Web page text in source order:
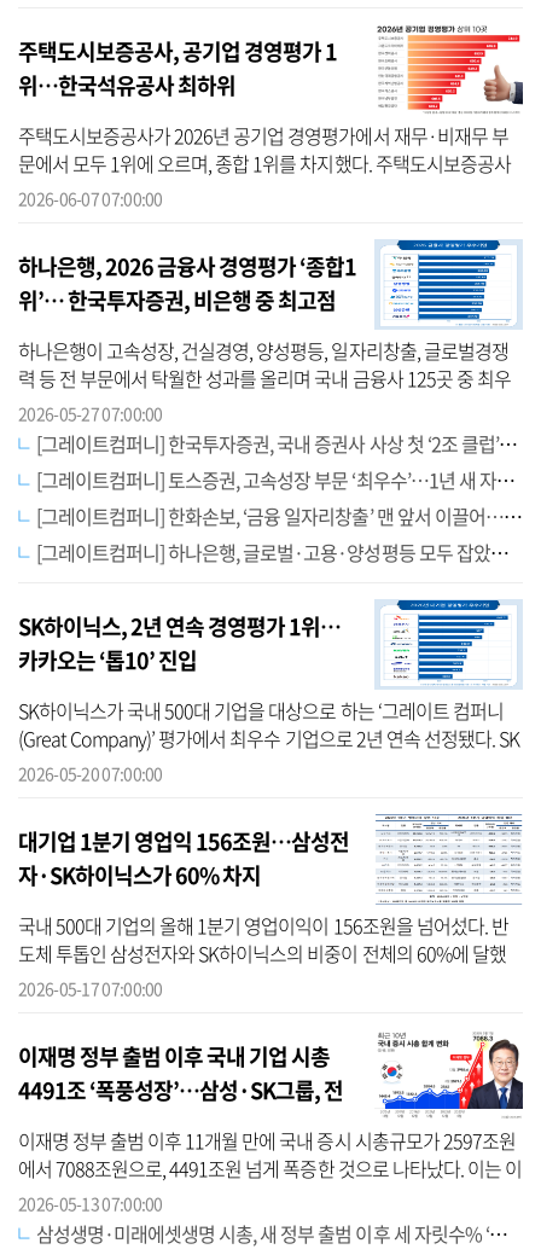
주택도시보증공사, 공기업 경영평가 1
위…한국석유공사 최하위
주택도시보증공사가 2026년 공기업 경영평가에서 재무·비재무 부
문에서 모두 1위에 오르며, 종합 1위를 차지했다. 주택도시보증공사
는 지난해 경영평가에서 24위로 하위권에 머물렀으나, 1년 만에 23계
2026-06-07 07:00:00
하나은행, 2026 금융사 경영평가 ‘종합1
위’… 한국투자증권, 비은행 중 최고점
하나은행이 고속성장, 건실경영, 양성평등, 일자리창출, 글로벌경쟁
력 등 전 부문에서 탁월한 성과를 올리며 국내 금융사 125곳 중 최우
수 평가를 받았다. 이어 국민은행과 우리은행이 건실경영과 양성평등
등에...
2026-05-27 07:00:00
[그레이트컴퍼니] 한국투자증권, 국내 증권사 사상 첫 ‘2조 클럽’…비은행 중 경영평가 ‘1위’
[그레이트컴퍼니] 토스증권, 고속성장 부문 ‘최우수’…1년 새 자산 규모 100% 이상 늘어난 유일한 금융사
[그레이트컴퍼니] 한화손보, ‘금융 일자리창출’ 맨 앞서 이끌어…삼성생명은 보험 1위
[그레이트컴퍼니] 하나은행, 글로벌·고용·양성평등 모두 잡았다…금융권 1위
SK하이닉스, 2년 연속 경영평가 1위…
카카오는 ‘톱10’ 진입
SK하이닉스가 국내 500대 기업을 대상으로 하는 ‘그레이트 컴퍼니
(Great Company)’ 평가에서 최우수 기업으로 2년 연속 선정됐다. SK
하이닉스는 AI(인공지능) 반도체 특수로 지난해 창사 이래 최대인 97
2026-05-20 07:00:00
대기업 1분기 영업익 156조원…삼성전
자·SK하이닉스가 60% 차지
국내 500대 기업의 올해 1분기 영업이익이 156조원을 넘어섰다. 반
도체 투톱인 삼성전자와 SK하이닉스의 비중이 전체의 60%에 달했
다. 반도체 업황 호조에 힘입어 두 기업이 역대 최대 분기 실적을 기록
2026-05-17 07:00:00
이재명 정부 출범 이후 국내 기업 시총
4491조 ‘폭풍성장’…삼성·SK그룹, 전
체의 55% 달해
이재명 정부 출범 이후 11개월 만에 국내 증시 시총규모가 2597조원
에서 7088조원으로, 4491조원 넘게 폭증한 것으로 나타났다. 이는 이
재명 정부 이전 10년간 시총 증가액(1149조원)의 3.9배에 달하는 규
모다. ...
2026-05-13 07:00:00
삼성생명·미래에셋생명 시총, 새 정부 출범 이후 세 자릿수% ‘급등’